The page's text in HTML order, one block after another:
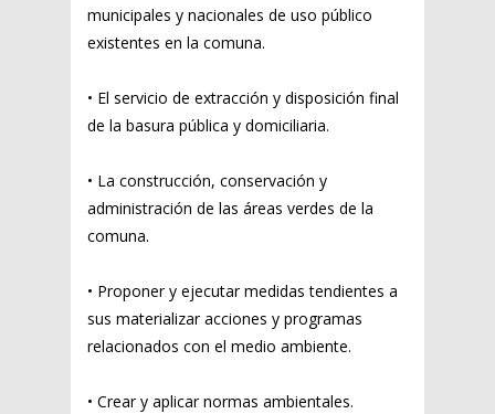
municipales y nacionales de uso público
existentes en la comuna.
• El servicio de extracción y disposición final
de la basura pública y domiciliaria.
• La construcción, conservación y
administración de las áreas verdes de la
comuna.
• Proponer y ejecutar medidas tendientes a
sus materializar acciones y programas
relacionados con el medio ambiente.
• Crear y aplicar normas ambientales.